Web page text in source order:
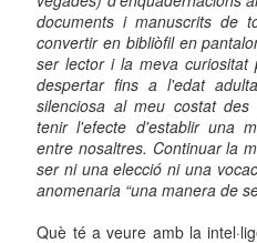
documents i manuscrits de
convertir en bibliòfil en
ser lector i la meva
despertar fins a l'edat
silenciosa al meu costat
tenir l'efecte d'establir una
entre nosaltres. Continuar la
ser ni una elecció ni una
anomenaria “una manera de
Què té a veure amb la